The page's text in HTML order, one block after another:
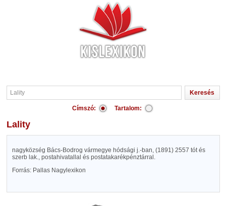
Címszó: Tartalom:
Lality
nagyközség Bács-Bodrog vármegye hódsági j.-ban, (1891) 2557 tót és
szerb lak., postahivatallal és postatakarékpénztárral.
Forrás: Pallas Nagylexikon